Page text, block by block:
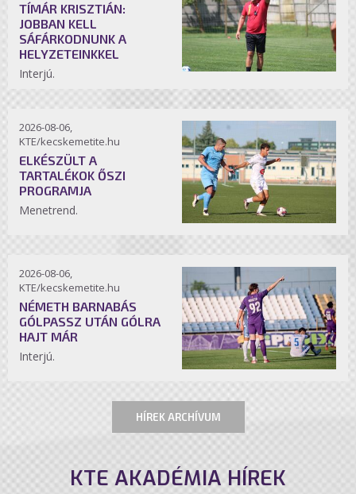
TÍMÁR KRISZTIÁN:
JOBBAN KELL
SÁFÁRKODNUNK A
HELYZETEINKKEL
Interjú.
2026-08-06,
KTE/kecskemetite.hu
ELKÉSZÜLT A
TARTALÉKOK ŐSZI
PROGRAMJA
Menetrend.
2026-08-06,
KTE/kecskemetite.hu
NÉMETH BARNABÁS
GÓLPASSZ UTÁN GÓLRA
HAJT MÁR
Interjú.
HÍREK ARCHÍVUM
KTE AKADÉMIA HÍREK